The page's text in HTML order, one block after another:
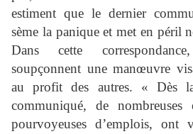
estiment que le dernier
sème la panique et met en péril
Dans cette
soupçonnent une manœuvre
au profit des autres. « Dès
communiqué, de nombreuses
pourvoyeuses d’emplois, ont